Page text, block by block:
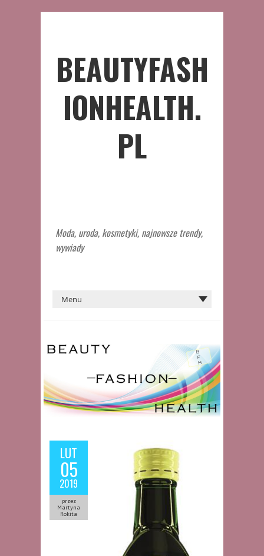
BEAUTYFASH
IONHEALTH.
PL
Moda, uroda, kosmetyki, najnowsze trendy,
wywiady
LUT
05
2019
przez
Martyna
Rokita